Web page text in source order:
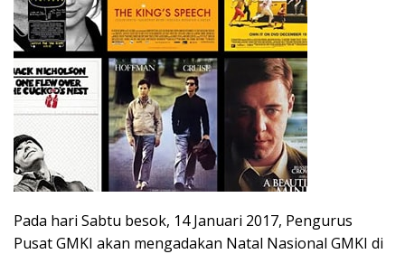
Pada hari Sabtu besok, 14 Januari 2017, Pengurus
Pusat GMKI akan mengadakan Natal Nasional GMKI di